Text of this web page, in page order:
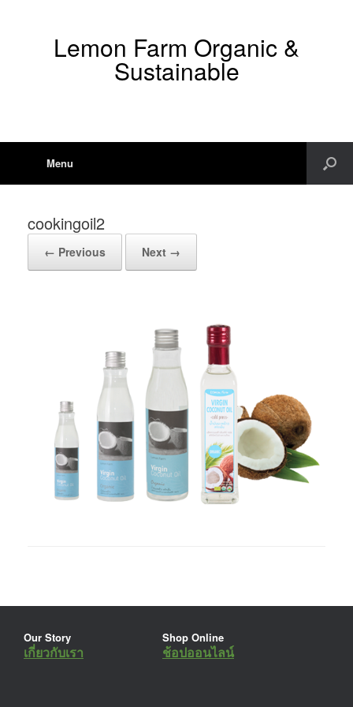
Lemon Farm Organic &
Sustainable
Menu
cookingoil2
← Previous Next →
Our Story
เกี่ยวกับเรา
Shop Online
ช้อปออนไลน์